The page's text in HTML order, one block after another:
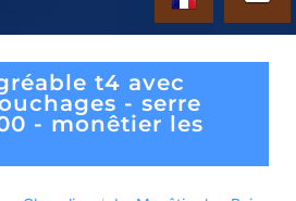
- serre
- monêtier les